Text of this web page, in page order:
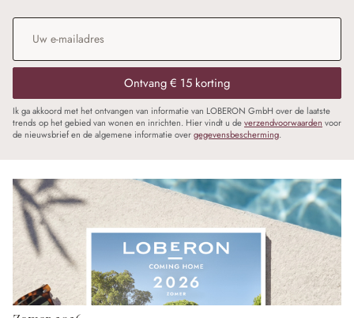
E-mailadres
Ontvang € 15 korting
Ik ga akkoord met het ontvangen van informatie van LOBERON GmbH over de laatste
trends op het gebied van wonen en inrichten. Hier vindt u deverzendvoorwaarden voor
de nieuwsbrief en de algemene informatie overgegevensbescherming.